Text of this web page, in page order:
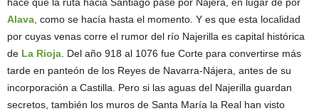
Alava , como se hacía hasta el momento. Y es que esta localidad
por cuyas venas corre el rumor del río Najerilla es capital histórica
de La Rioja . Del año 918 al 1076 fue Corte para convertirse más
tarde en panteón de los Reyes de Navarra-Nájera, antes de su
incorporación a Castilla. Pero si las aguas del Najerilla guardan
secretos, también los muros de Santa María la Real han visto